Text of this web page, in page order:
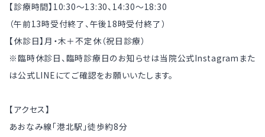
【診療時間】10:30～13:30、14:30～18:30
（午前13時受付終了、午後18時受付終了）
【休診日】月・木＋不定休（祝日診療）
※臨時休診日、臨時診療日のお知らせは当院公式Instagramまた
は公式LINEにてご確認をお願いいたします。
【アクセス】
あおなみ線「港北駅」徒歩約8分